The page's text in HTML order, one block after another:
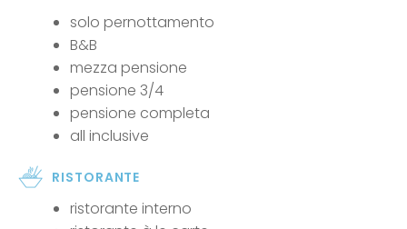
solo pernottamento
B&B
mezza pensione
pensione 3/4
pensione completa
all inclusive
RISTORANTE
ristorante interno